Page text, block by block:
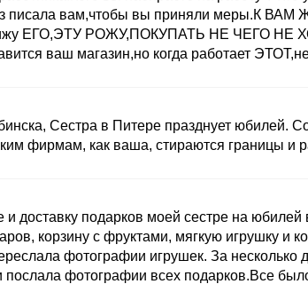
писала вам,чтобы вы приняли меры.К
вижу ЕГО,ЭТУ РОЖУ,ПОКУПАТЬ НЕ ЧЕГО НЕ
ваш магазин,но когда работает
Сестра в Питере празднует юбилей.
фирмам, как ваша, стираются границы и
доставку подарков моей сестре на
корзину с фруктами, мягкую игрушку и
фотографии игрушек. За несколько
послала фотографии всех подарков.Все